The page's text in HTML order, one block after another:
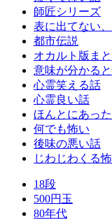
師匠シリーズ
表に出てない
都市伝説
オカルト版ま
意味が分かる
心霊笑える話
心霊良い話
ほんとにあっ
何でも怖い
後味の悪い話
じわじわくる
18段
500円玉
80年代